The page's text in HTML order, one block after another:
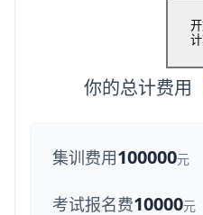
你的总计费用
集训费用 100000元